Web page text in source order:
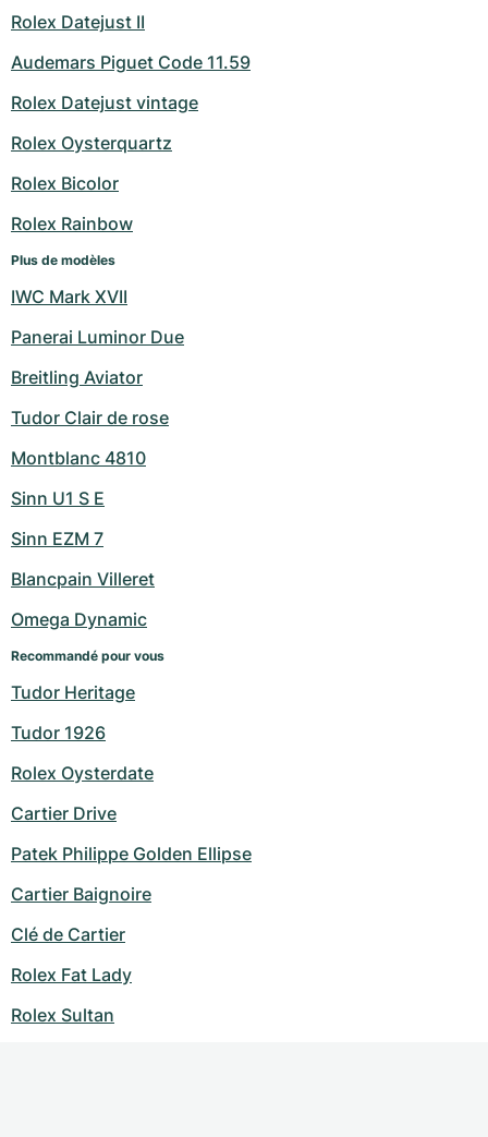
Rolex Datejust II
Audemars Piguet Code 11.59
Rolex Datejust vintage
Rolex Oysterquartz
Rolex Bicolor
Rolex Rainbow
Plus de modèles
IWC Mark XVII
Panerai Luminor Due
Breitling Aviator
Tudor Clair de rose
Montblanc 4810
Sinn U1 S E
Sinn EZM 7
Blancpain Villeret
Omega Dynamic
Recommandé pour vous
Tudor Heritage
Tudor 1926
Rolex Oysterdate
Cartier Drive
Patek Philippe Golden Ellipse
Cartier Baignoire
Clé de Cartier
Rolex Fat Lady
Rolex Sultan